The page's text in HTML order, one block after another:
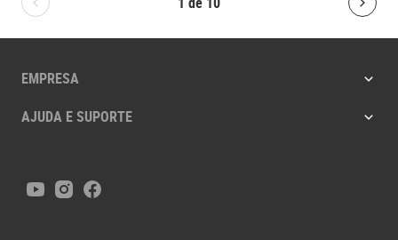
Bolton.General.PreviousSlide
EMPRESA
AJUDA E SUPORTE
YoutubeInstagram
Facebook